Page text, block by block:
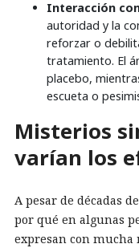
Interacción
autoridad y la
reforzar o
tratamiento. El
placebo,
escueta o
Misterios
varían los
A pesar de décadas
por qué en algunas
expresan con mucha